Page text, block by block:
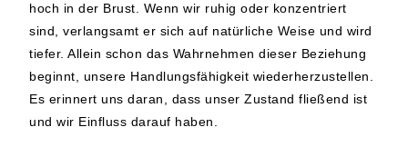
hoch in der Brust. Wenn wir ruhig oder konzentriert
sind, verlangsamt er sich auf natürliche Weise und wird
tiefer. Allein schon das Wahrnehmen dieser Beziehung
beginnt, unsere Handlungsfähigkeit wiederherzustellen.
Es erinnert uns daran, dass unser Zustand fließend ist
und wir Einfluss darauf haben.